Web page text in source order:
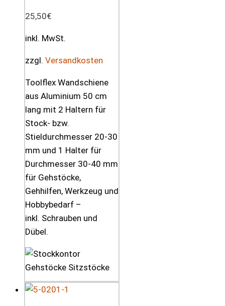
25,50€
inkl. MwSt.
zzgl. Versandkosten
Toolflex Wandschiene
aus Aluminium 50 cm
lang mit 2 Haltern für
Stock- bzw.
Stieldurchmesser 20-30
mm und 1 Halter für
Durchmesser 30-40 mm
für Gehstöcke,
Gehhilfen, Werkzeug und
Hobbybedarf –
inkl. Schrauben und
Dübel.